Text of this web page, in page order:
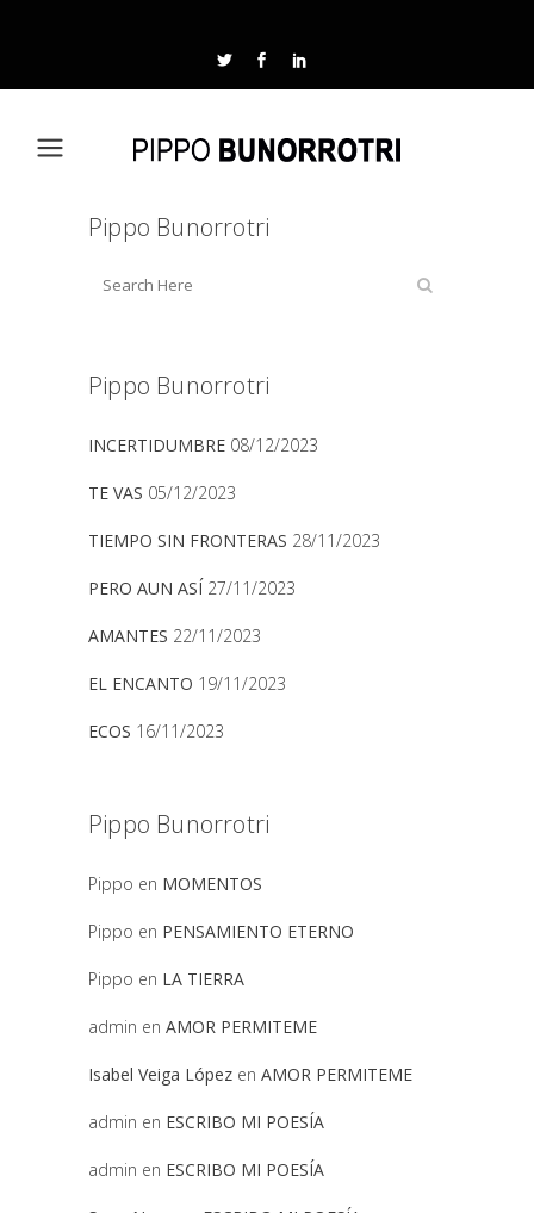
Pippo Bunorrotri
Pippo Bunorrotri
INCERTIDUMBRE 08/12/2023
TE VAS 05/12/2023
TIEMPO SIN FRONTERAS 28/11/2023
PERO AUN ASÍ 27/11/2023
AMANTES 22/11/2023
EL ENCANTO 19/11/2023
ECOS 16/11/2023
Pippo Bunorrotri
Pippo en MOMENTOS
Pippo en PENSAMIENTO ETERNO
Pippo en LA TIERRA
admin en AMOR PERMITEME
Isabel Veiga López en AMOR PERMITEME
admin en ESCRIBO MI POESÍA
admin en ESCRIBO MI POESÍA